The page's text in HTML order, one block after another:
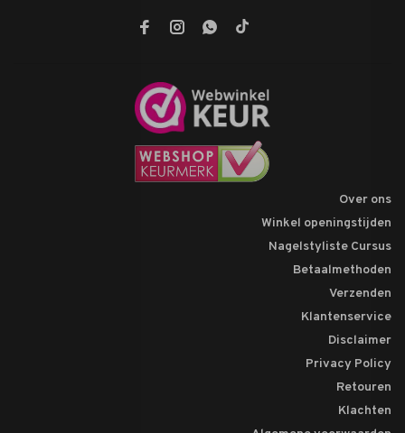
Over ons
Winkel openingstijden
Nagelstyliste Cursus
Betaalmethoden
Verzenden
Klantenservice
Disclaimer
Privacy Policy
Retouren
Klachten